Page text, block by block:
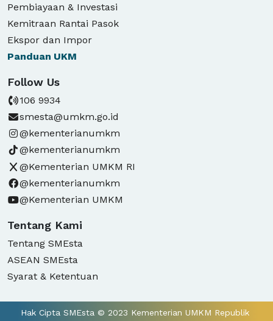
Pembiayaan & Investasi
Kemitraan Rantai Pasok
Ekspor dan Impor
Panduan UKM
Follow Us
106 9934
smesta@umkm.go.id
@kementerianumkm
@kementerianumkm
@Kementerian UMKM RI
@kementerianumkm
@Kementerian UMKM
Tentang Kami
Tentang SMEsta
ASEAN SMEsta
Syarat & Ketentuan
Hak Cipta SMEsta © 2023 Kementerian UMKM Republik